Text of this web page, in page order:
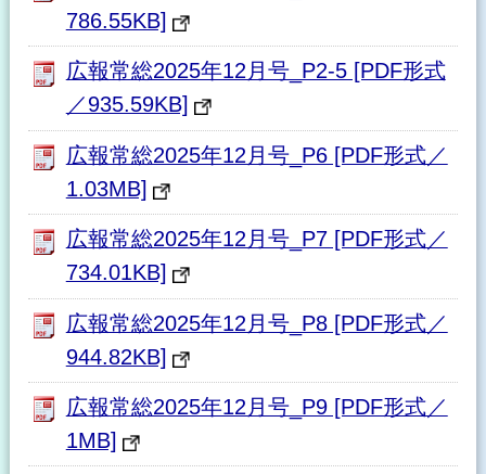
786.55KB]
広報常総2025年12月号_P2-5 [PDF形式
／935.59KB]
広報常総2025年12月号_P6 [PDF形式／
1.03MB]
広報常総2025年12月号_P7 [PDF形式／
734.01KB]
広報常総2025年12月号_P8 [PDF形式／
944.82KB]
広報常総2025年12月号_P9 [PDF形式／
1MB]